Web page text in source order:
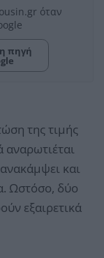
όταν
πηγή
της τιμής
αναρωτιέται
και
Ωστόσο, δύο
εξαιρετικά